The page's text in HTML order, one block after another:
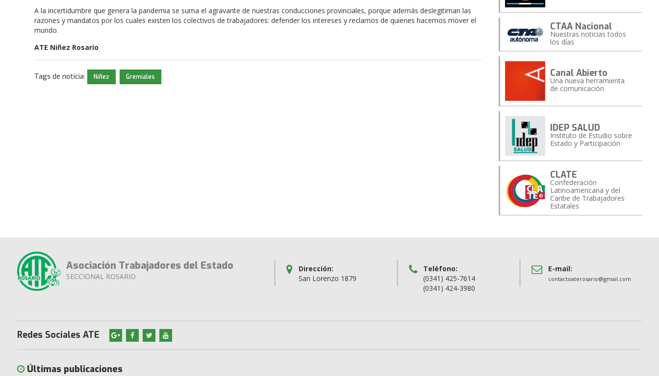
A la incertidumbre que genera la pandemia se suma el agravante de nuestras conducciones provinciales, porque además deslegitiman las
razones y mandatos por los cuales existen los colectivos de trabajadores: defender los intereses y reclamos de quienes hacemos mover el
mundo.
ATE Niñez Rosario
Tags de noticia: Niñez Gremiales
CTAA Nacional
Nuestras noticias todos
los días
Canal Abierto
Una nueva herramienta
de comunicación
IDEP SALUD
Instituto de Estudio sobre
Estado y Participación
CLATE
Confederación
Latinoamericana y del
Caribe de Trabajadores
Estatales
Asociación Trabajadores del Estado
SECCIONAL ROSARIO
Dirección:
San Lorenzo 1879
Teléfono:
(0341) 425-7614
(0341) 424-3980
E-mail:
contactoaterosario@gmail.com
Redes Sociales ATE
Últimas publicaciones